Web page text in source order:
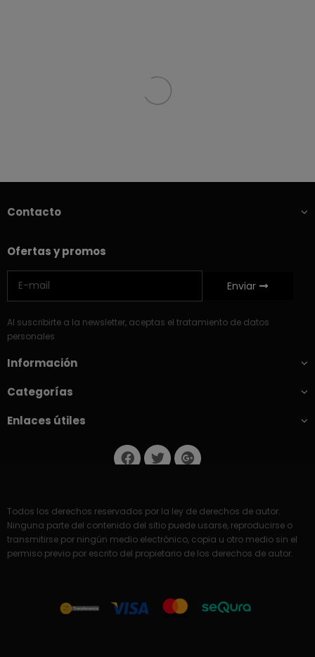
Contacto
Ofertas y promos
Enviar
Al suscribirte a la newsletter, aceptas el tratamiento de datos
personales
Información
Categorías
Enlaces útiles
Todos los derechos reservados por la ley de derechos de autor.
Ninguna parte del contenido del sitio puede usarse, reproducirse o
transmitirse por ningún medio electrónico, copia u otro medio sin el
permiso previo por escrito del propietario de los derechos de autor.